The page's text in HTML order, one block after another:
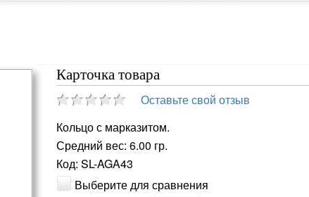
Карточка товара
Оставьте свой отзыв
Кольцо с марказитом.
Средний вес: 6.00 гр.
Код: SL-AGA43
Выберите для сравнения